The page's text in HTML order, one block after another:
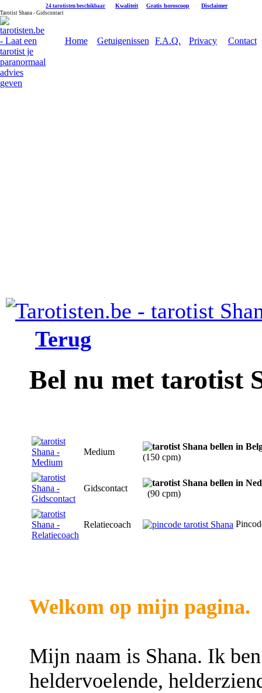
24 tarotisten beschikbaar Kwaliteit Gratis horoscoop Disclaimer
Tarotist Shana - Gidscontact
Home Getuigenissen F.A.Q. Privacy Contact
Terug
Bel nu met tarotist
Medium
(150 cpm)
Gidscontact
(90 cpm)
Relatiecoach
Welkom op mijn pagina.
Mijn naam is Shana. Ik
heldervoelende,